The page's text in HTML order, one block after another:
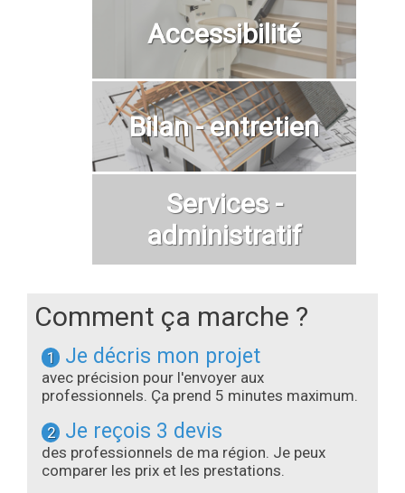
Accessibilité
Bilan - entretien
Services -
administratif
Comment ça marche ?
1 Je décris mon projet
avec précision pour l'envoyer aux
professionnels. Ça prend 5 minutes maximum.
2 Je reçois 3 devis
des professionnels de ma région. Je peux
comparer les prix et les prestations.